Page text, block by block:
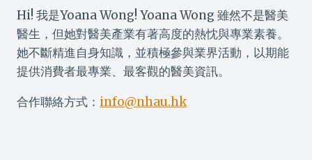
Hi! 我是Yoana Wong! Yoana Wong 雖然不是醫美
醫生，但她對醫美產業有著高度的熱忱與專業素養。
她不斷精進自身知識，並積極參與業界活動，以期能
提供消費者最專業、最客觀的醫美資訊。
合作聯絡方式： info@nhau.hk